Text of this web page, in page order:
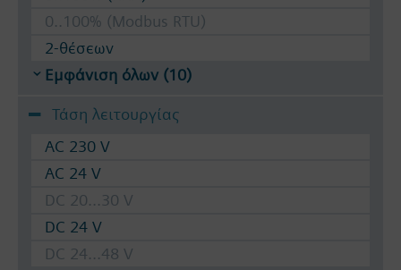
0..100% (Modbus RTU)
2-θέσεων
Εμφάνιση όλων (10)
Τάση λειτουργίας
AC 230 V
AC 24 V
DC 20...30 V
DC 24 V
DC 24...48 V